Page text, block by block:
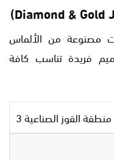
مصنوعة من الألماس
فريدة تناسب كافة
القوز الصناعية 3